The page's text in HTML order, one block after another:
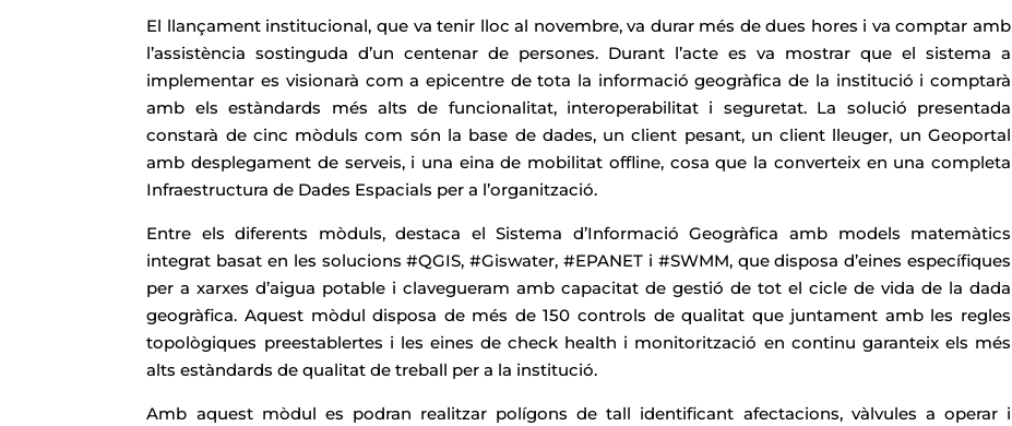
El llançament institucional, que va tenir lloc al novembre, va durar més de dues hores i va comptar amb
l’assistència sostinguda d’un centenar de persones. Durant l’acte es va mostrar que el sistema a
implementar es visionarà com a epicentre de tota la informació geogràfica de la institució i comptarà
amb els estàndards més alts de funcionalitat, interoperabilitat i seguretat. La solució presentada
constarà de cinc mòduls com són la base de dades, un client pesant, un client lleuger, un Geoportal
amb desplegament de serveis, i una eina de mobilitat offline, cosa que la converteix en una completa
Infraestructura de Dades Espacials per a l’organització.
Entre els diferents mòduls, destaca el Sistema d’Informació Geogràfica amb models matemàtics
integrat basat en les solucions #QGIS, #Giswater, #EPANET i #SWMM, que disposa d’eines específiques
per a xarxes d’aigua potable i clavegueram amb capacitat de gestió de tot el cicle de vida de la dada
geogràfica. Aquest mòdul disposa de més de 150 controls de qualitat que juntament amb les regles
topològiques preestablertes i les eines de check health i monitorització en continu garanteix els més
alts estàndards de qualitat de treball per a la institució.
Amb aquest mòdul es podran realitzar polígons de tall identificant afectacions, vàlvules a operar i